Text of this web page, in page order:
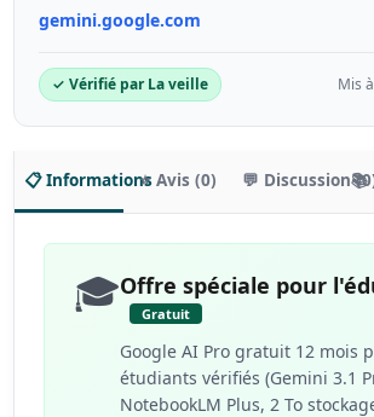
gemini.google.com
✓ Vérifié par La veille Mis
📋 Informations⭐ Avis (0) 💬 Discussion📚
🎓Offre spéciale pour
Gratuit
Google AI Pro gratuit 12 mois
étudiants vérifiés (Gemini 3.1
NotebookLM Plus, 2 To